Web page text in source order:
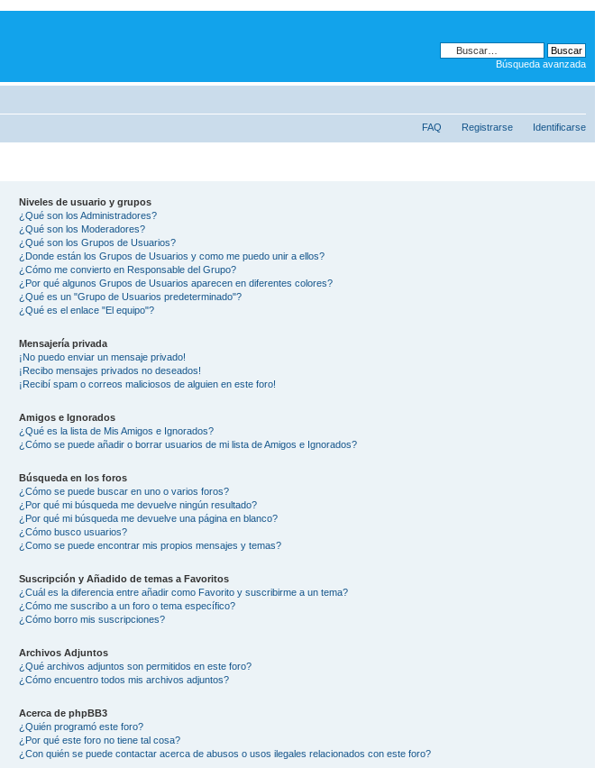
Búsqueda avanzada
FAQ Registrarse Identificarse
Niveles de usuario y grupos
¿Qué son los Administradores?
¿Qué son los Moderadores?
¿Qué son los Grupos de Usuarios?
¿Donde están los Grupos de Usuarios y como me puedo unir a ellos?
¿Cómo me convierto en Responsable del Grupo?
¿Por qué algunos Grupos de Usuarios aparecen en diferentes colores?
¿Qué es un "Grupo de Usuarios predeterminado"?
¿Qué es el enlace "El equipo"?
Mensajería privada
¡No puedo enviar un mensaje privado!
¡Recibo mensajes privados no deseados!
¡Recibí spam o correos maliciosos de alguien en este foro!
Amigos e Ignorados
¿Qué es la lista de Mis Amigos e Ignorados?
¿Cómo se puede añadir o borrar usuarios de mi lista de Amigos e Ignorados?
Búsqueda en los foros
¿Cómo se puede buscar en uno o varios foros?
¿Por qué mi búsqueda me devuelve ningún resultado?
¿Por qué mi búsqueda me devuelve una página en blanco?
¿Cómo busco usuarios?
¿Como se puede encontrar mis propios mensajes y temas?
Suscripción y Añadido de temas a Favoritos
¿Cuál es la diferencia entre añadir como Favorito y suscribirme a un tema?
¿Cómo me suscribo a un foro o tema específico?
¿Cómo borro mis suscripciones?
Archivos Adjuntos
¿Qué archivos adjuntos son permitidos en este foro?
¿Cómo encuentro todos mis archivos adjuntos?
Acerca de phpBB3
¿Quién programó este foro?
¿Por qué este foro no tiene tal cosa?
¿Con quién se puede contactar acerca de abusos o usos ilegales relacionados con este foro?